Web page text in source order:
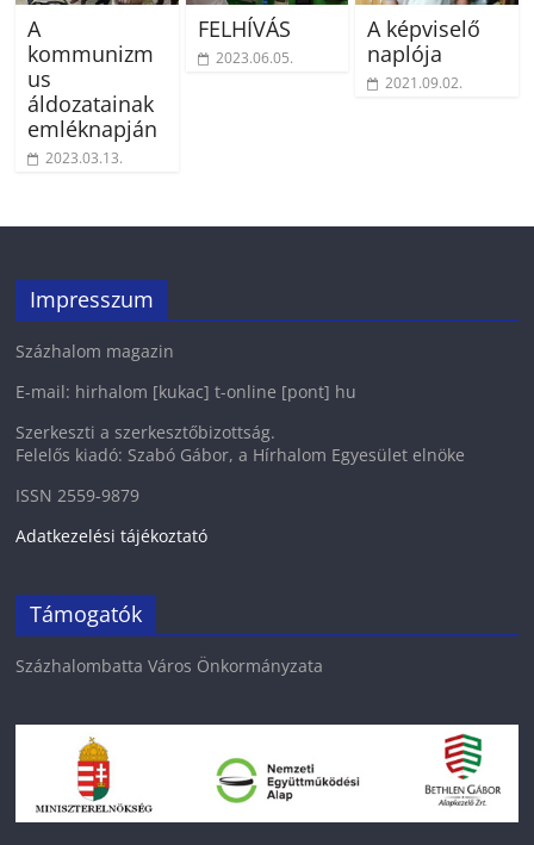
A
kommunizm
us
áldozatainak
emléknapján
2023.03.13.
FELHÍVÁS
2023.06.05.
A képviselő
naplója
2021.09.02.
Impresszum
Százhalom magazin
E-mail: hirhalom [kukac] t-online [pont] hu
Szerkeszti a szerkesztőbizottság.
Felelős kiadó: Szabó Gábor, a Hírhalom Egyesület elnöke
ISSN 2559-9879
Adatkezelési tájékoztató
Támogatók
Százhalombatta Város Önkormányzata